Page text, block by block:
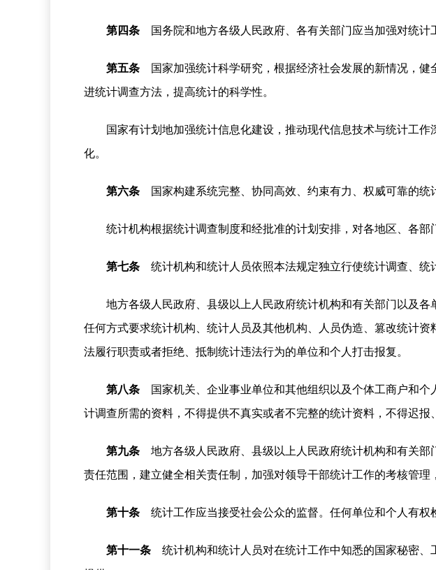
第四条 国务院和地方各级人民政府、各有关部门应当加强对统计
第五条 国家加强统计科学研究，根据经济社会发展的新情况，健
进统计调查方法，提高统计的科学性。
国家有计划地加强统计信息化建设，推动现代信息技术与统计工
化。
第六条 国家构建系统完整、协同高效、约束有力、权威可靠的统
统计机构根据统计调查制度和经批准的计划安排，对各地区、各
第七条 统计机构和统计人员依照本法规定独立行使统计调查、统
地方各级人民政府、县级以上人民政府统计机构和有关部门以及
任何方式要求统计机构、统计人员及其他机构、人员伪造、篡改统计
法履行职责或者拒绝、抵制统计违法行为的单位和个人打击报复。
第八条 国家机关、企业事业单位和其他组织以及个体工商户和个
计调查所需的资料，不得提供不真实或者不完整的统计资料，不得迟报
第九条 地方各级人民政府、县级以上人民政府统计机构和有关部
责任范围，建立健全相关责任制，加强对领导干部统计工作的考核管理
第十条 统计工作应当接受社会公众的监督。任何单位和个人有权
第十一条 统计机构和统计人员对在统计工作中知悉的国家秘密、